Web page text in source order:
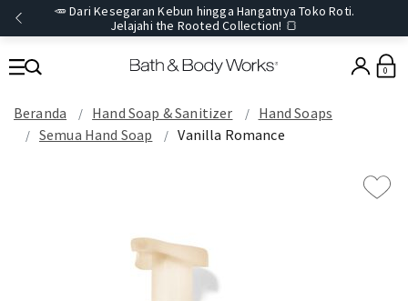
🥕 Dari Kesegaran Kebun hingga Hangatnya Toko Roti.
Jelajahi the Rooted Collection! 🍞
0
Beranda Hand Soap & Sanitizer
Hand Soaps
Semua Hand Soap
Vanilla Romance